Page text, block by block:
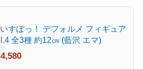
いすぽっ！ デフォルメ フィギュア
全3種 約12㎝ (藍沢 エマ)
4,580